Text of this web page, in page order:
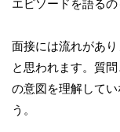
エピソードを語るの
面接には流れがあ
と思われます。質
の意図を理解して
う。